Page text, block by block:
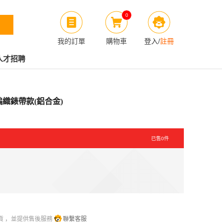
我的訂單
0
購物車 登入/註冊
才招聘
錶帶款(鋁合金)
已售0件
，並提供售後服務 聯繫客服